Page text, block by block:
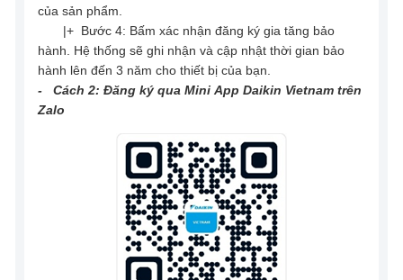
của sản phẩm.
|+ Bước 4: Bấm xác nhận đăng ký gia tăng bảo
hành. Hệ thống sẽ ghi nhận và cập nhật thời gian bảo
hành lên đến 3 năm cho thiết bị của bạn.
- Cách 2: Đăng ký qua Mini App Daikin Vietnam trên
Zalo